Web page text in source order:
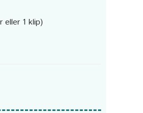
eller 1 klip)